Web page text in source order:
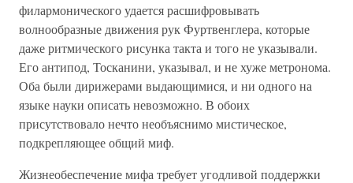
филармонического удается расшифровывать
волнообразные движения рук Фуртвенглера, которые
даже ритмического рисунка такта и того не указывали.
Его антипод, Тосканини, указывал, и не хуже метронома.
Оба были дирижерами выдающимися, и ни одного на
языке науки описать невозможно. В обоих
присутствовало нечто необъяснимо мистическое,
подкрепляющее общий миф.
Жизнеобеспечение мифа требует угодливой поддержки